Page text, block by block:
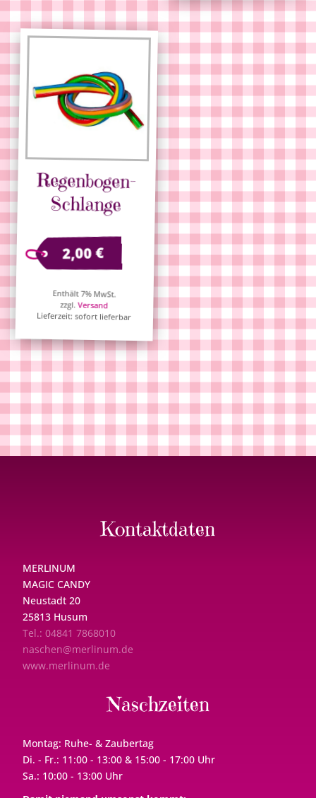
Regenbogen-
Schlange
2,00€
Enthält 7% MwSt.
zzgl.Versand
Lieferzeit: sofort lieferbar
Kontaktdaten
MERLINUM
MAGIC CANDY
Neustadt 20
25813 Husum
Tel.: 04841 7868010
naschen@merlinum.de
www.merlinum.de
Naschzeiten
Montag: Ruhe- & Zaubertag
Di. - Fr.: 11:00 - 13:00 & 15:00 - 17:00 Uhr
Sa.: 10:00 - 13:00 Uhr